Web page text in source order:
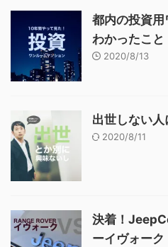
都内の投資
わかったこと
2020/8/13
出世しない
2020/8/11
決着！
ーイヴォーク